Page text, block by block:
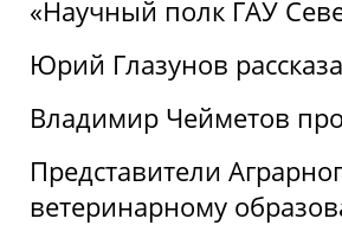
«Научный полк ГАУ
Юрий Глазунов
Владимир Чейметов
Представители
ветеринарному